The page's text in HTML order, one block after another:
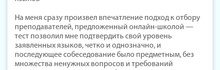
На меня сразу произвел впечатление подход к отбору
преподавателей, предложенный онлайн-школой —
тест позволил мне подтвердить свой уровень
заявленных языков, четко и однозначно, и
последующее собеседование было предметным, без
множества ненужных вопросов и требований